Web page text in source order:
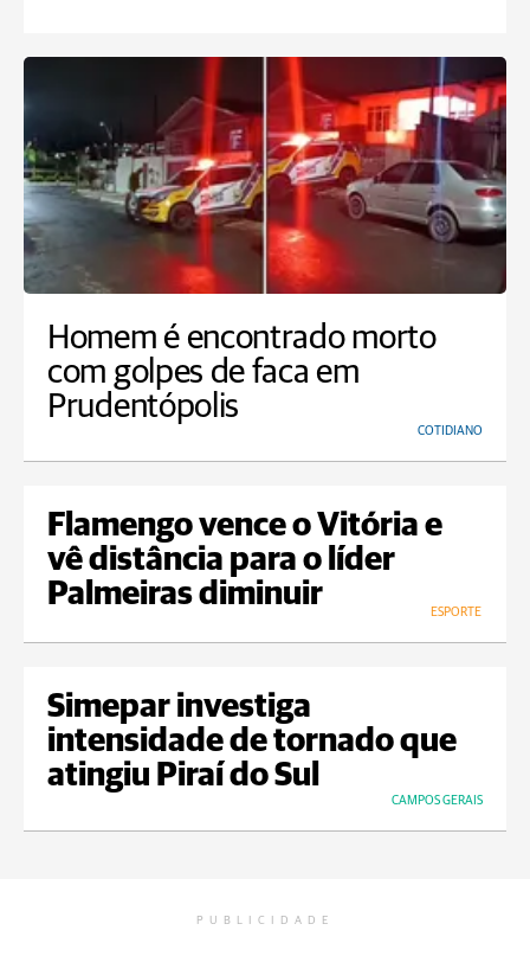
Homem é encontrado morto
com golpes de faca em
Prudentópolis
COTIDIANO
Flamengo vence o Vitória e
vê distância para o líder
Palmeiras diminuir
ESPORTE
Simepar investiga
intensidade de tornado que
atingiu Piraí do Sul
CAMPOS GERAIS
PUBLICIDADE